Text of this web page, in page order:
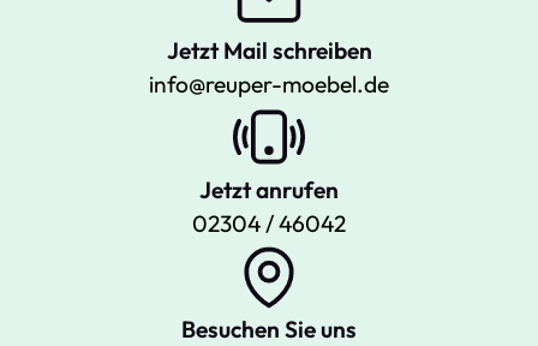
Jetzt Mail schreiben
info@reuper-moebel.de
Jetzt anrufen
02304 / 46042
Besuchen Sie uns